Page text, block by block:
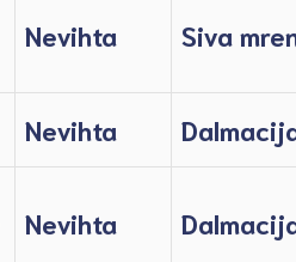
Nevihta Siva
Nevihta
Nevihta